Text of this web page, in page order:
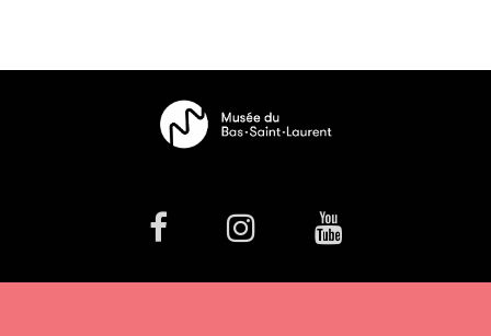
facebookInstagramYoutube